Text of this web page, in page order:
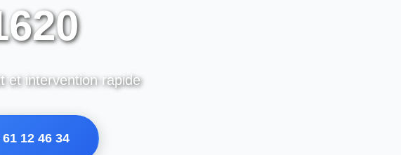
et intervention rapide
61 12 46 34